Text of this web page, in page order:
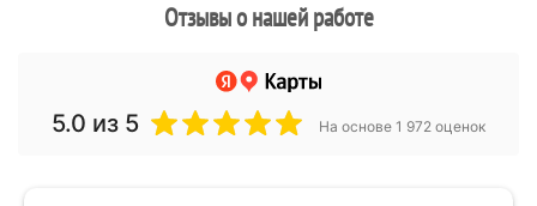
Отзывы о нашей работе
5.0 из 5 На основе 1 972 оценок